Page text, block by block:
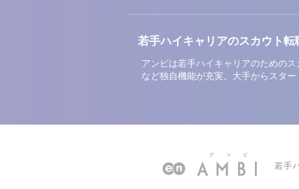
若手ハイキャリアのスカウト転
アンビは若手ハイキャリアのための
など独自機能が充実。大手からスタ
若手